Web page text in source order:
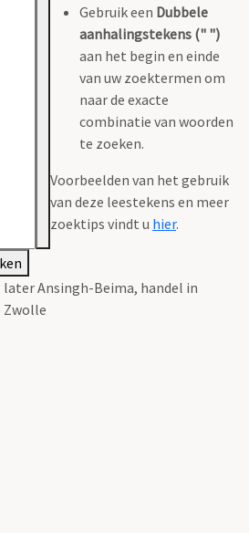
Gebruik een Dubbele
aanhalingstekens (" ")
aan het begin en einde
van uw zoektermen om
naar de exacte
combinatie van woorden
te zoeken.
Voorbeelden van het gebruik
van deze leestekens en meer
zoektips vindt u hier.
later Ansingh-Beima, handel in